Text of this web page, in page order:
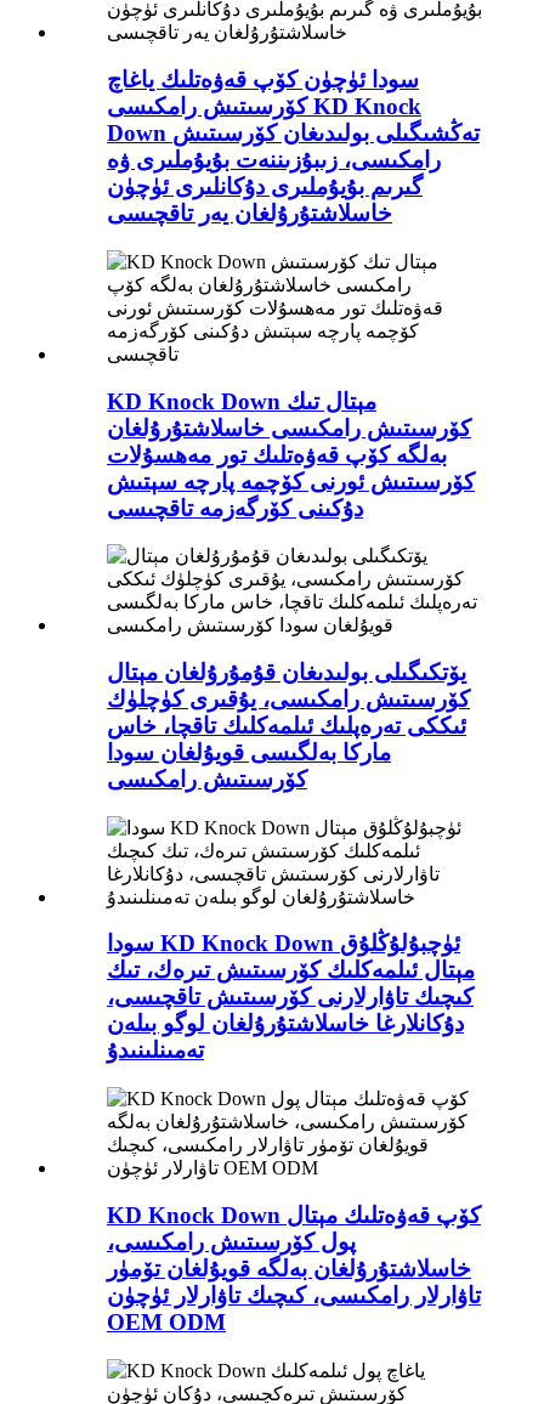
سودا ئۈچۈن كۆپ قەۋەتلىك ياغاچ
كۆرسىتىش رامكىسى KD Knock
Down تەڭشىگىلى بولىدىغان كۆرسىتىش
رامكىسى، زىبۇزىننەت بۇيۇملىرى ۋە
گىرىم بۇيۇملىرى دۇكانلىرى ئۈچۈن
خاسلاشتۇرۇلغان يەر تاقچىسى
KD Knock Down مېتال تىك
كۆرسىتىش رامكىسى خاسلاشتۇرۇلغان
بەلگە كۆپ قەۋەتلىك تور مەھسۇلات
كۆرسىتىش ئورنى كۆچمە پارچە سېتىش
دۇكىنى كۆرگەزمە تاقچىسى
يۆتكىگىلى بولىدىغان قۇمۇرۇلغان مېتال
كۆرسىتىش رامكىسى، يۇقىرى كۈچلۈك
ئىككى تەرەپلىك ئىلمەكلىك تاقچا، خاس
ماركا بەلگىسى قويۇلغان سودا
كۆرسىتىش رامكىسى
سودا KD Knock Down ئۈچبۇلۇڭلۇق
مېتال ئىلمەكلىك كۆرسىتىش تىرەك، تىك
كىچىك تاۋارلارنى كۆرسىتىش تاقچىسى،
دۇكانلارغا خاسلاشتۇرۇلغان لوگو بىلەن
تەمىنلىنىدۇ
KD Knock Down كۆپ قەۋەتلىك مېتال
پول كۆرسىتىش رامكىسى،
خاسلاشتۇرۇلغان بەلگە قويۇلغان تۆمۈر
تاۋارلار رامكىسى، كىچىك تاۋارلار ئۈچۈن
OEM ODM